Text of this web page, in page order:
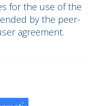
for the use of the
by the peer-
agreement.